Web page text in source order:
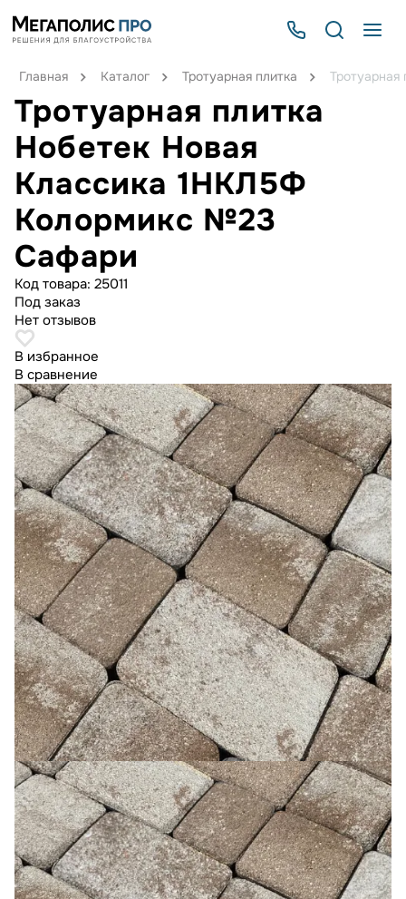
Главная Каталог Тротуарная плитка
Тротуарная плитка
Нобетек Новая
Классика 1НКЛ5Ф
Колормикс №23
Сафари
Код товара: 25011
Под заказ
Нет отзывов
В избранное
В сравнение